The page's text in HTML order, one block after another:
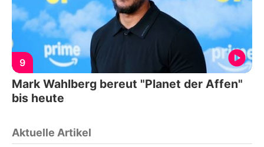
9
Mark Wahlberg bereut "Planet der Affen"
bis heute
Aktuelle Artikel